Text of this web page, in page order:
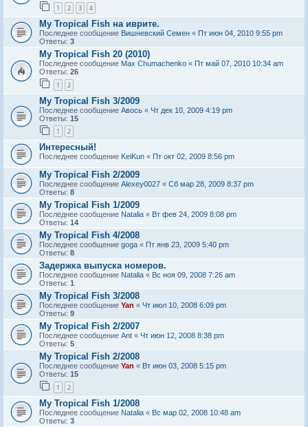
1 2 3 4
My Tropical Fish на иврите.
Последнее сообщение Вишневский Семен « Пт июн 04, 2010 9:55 pm
Ответы: 3
My Tropical Fish 20 (2010)
Последнее сообщение Max Chumachenko « Пт май 07, 2010 10:34 am
Ответы: 26
1 2
My Tropical Fish 3/2009
Последнее сообщение Авось « Чт дек 10, 2009 4:19 pm
Ответы: 15
1 2
Интересный!
Последнее сообщение KeiKun « Пт окт 02, 2009 8:56 pm
My Tropical Fish 2/2009
Последнее сообщение Alexey0027 « Сб мар 28, 2009 8:37 pm
Ответы: 8
My Tropical Fish 1/2009
Последнее сообщение Natalia « Вт фев 24, 2009 8:08 pm
Ответы: 14
My Tropical Fish 4/2008
Последнее сообщение goga « Пт янв 23, 2009 5:40 pm
Ответы: 8
Задержка выпуска номеров.
Последнее сообщение Natalia « Вс ноя 09, 2008 7:26 am
Ответы: 1
My Tropical Fish 3/2008
Последнее сообщение Yan « Чт июл 10, 2008 6:09 pm
Ответы: 9
My Tropical Fish 2/2007
Последнее сообщение Ant « Чт июн 12, 2008 8:38 pm
Ответы: 5
My Tropical Fish 2/2008
Последнее сообщение Yan « Вт июн 03, 2008 5:15 pm
Ответы: 15
1 2
My Tropical Fish 1/2008
Последнее сообщение Natalia « Вс мар 02, 2008 10:48 am
Ответы: 3